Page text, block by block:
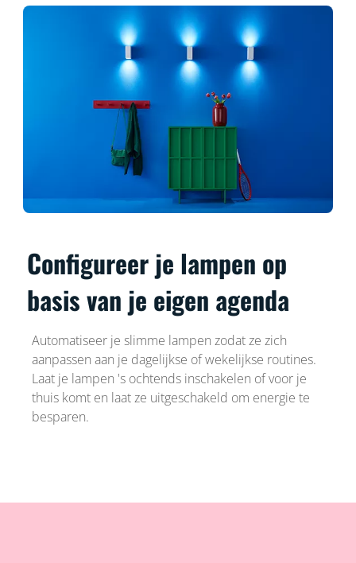
Configureer je lampen op
basis van je eigen agenda
Automatiseer je slimme lampen zodat ze zich
aanpassen aan je dagelijkse of wekelijkse routines.
Laat je lampen 's ochtends inschakelen of voor je
thuis komt en laat ze uitgeschakeld om energie te
besparen.